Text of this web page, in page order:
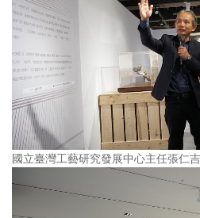
國立臺灣工藝研究發展中心主任張仁